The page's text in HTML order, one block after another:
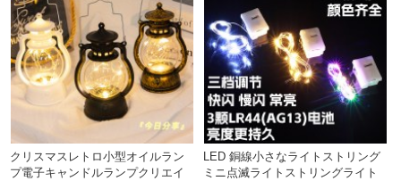
クリスマスレトロ小型オイルラン
プ電子キャンドルランプクリエイ
LED 銅線小さなライトストリング
ミニ点滅ライトストリングライト